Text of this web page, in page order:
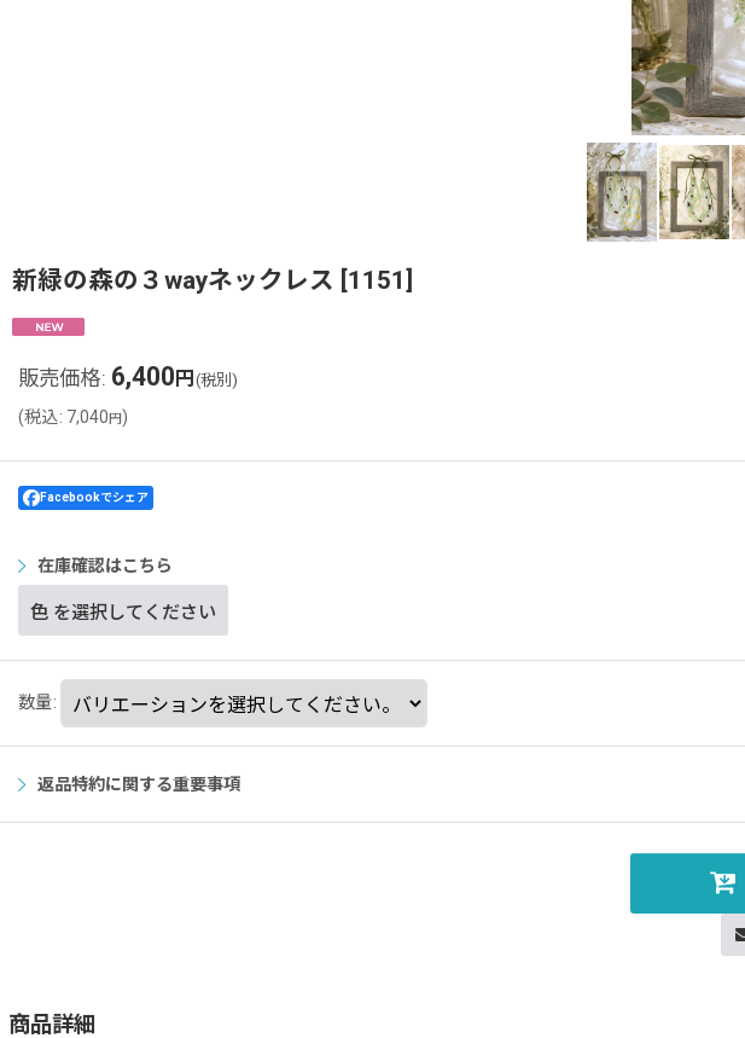
新緑の森の３wayネックレス [1151]
販売価格: 6,400 円 (税別)
(税込: 7,040円)
Facebookでシェア
在庫確認はこちら
色 を選択してください
数量:
返品特約に関する重要事項
商品詳細